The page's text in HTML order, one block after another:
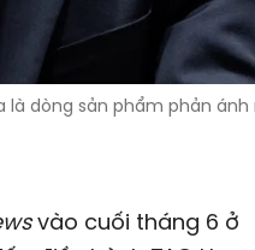
là dòng sản phẩm phản
vào cuối tháng 6 ở